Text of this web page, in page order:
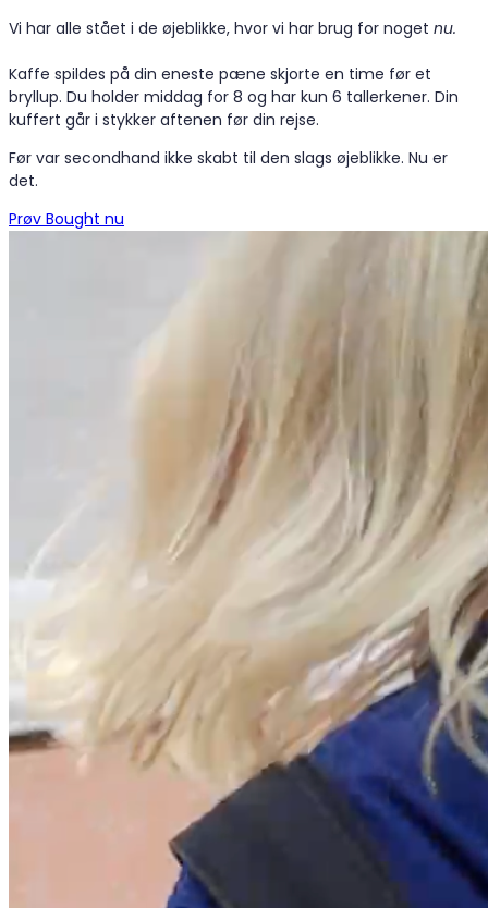
Vi har alle stået i de øjeblikke, hvor vi har brug for noget nu.
Kaffe spildes på din eneste pæne skjorte en time før et
bryllup. Du holder middag for 8 og har kun 6 tallerkener. Din
kuffert går i stykker aftenen før din rejse.
Før var secondhand ikke skabt til den slags øjeblikke. Nu er
det.
Prøv Bought nu